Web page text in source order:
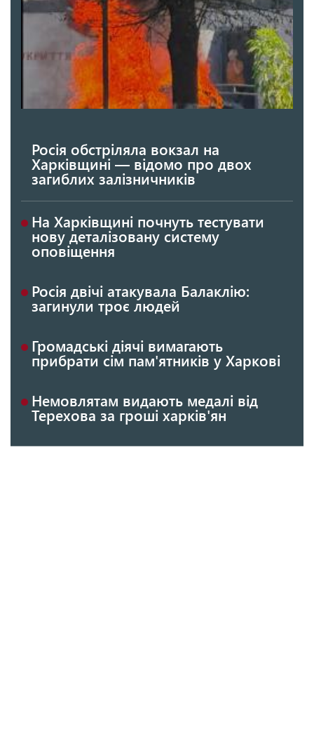
Росія обстріляла вокзал на
Харківщині — відомо про двох
загиблих залізничників
На Харківщині почнуть тестувати
нову деталізовану систему
оповіщення
Росія двічі атакувала Балаклію:
загинули троє людей
Громадські діячі вимагають
прибрати сім пам'ятників у Харкові
Немовлятам видають медалі від
Терехова за гроші харків'ян